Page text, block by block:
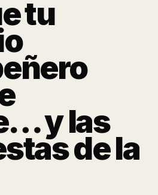
tu
y las
de la